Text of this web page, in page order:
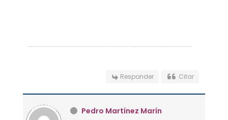
Responder Citar
Pedro Martínez Marín